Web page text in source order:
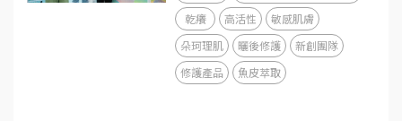
乾癢
高活性
敏感肌膚
朵珂理肌
曬後修護
新創團隊
修護產品
魚皮萃取